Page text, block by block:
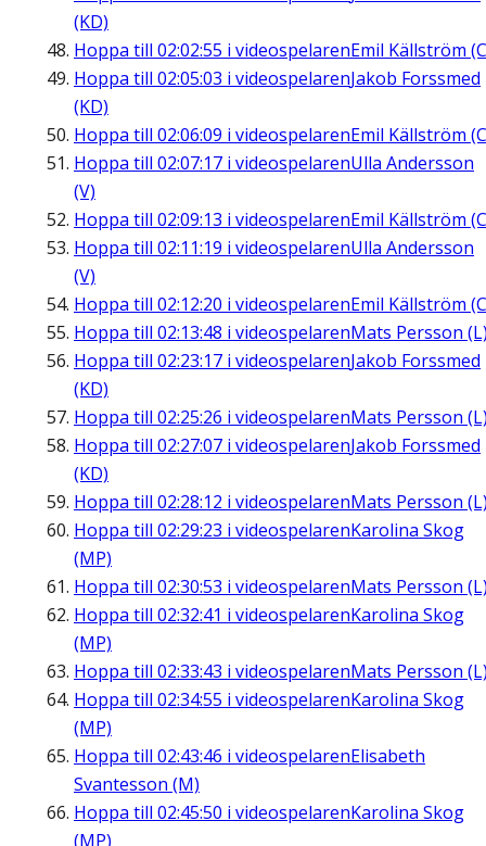
(KD)
Hoppa till 02:02:55 i videospelarenEmil Källström
Hoppa till 02:05:03 i videospelarenJakob Forssmed
(KD)
Hoppa till 02:06:09 i videospelarenEmil Källström
Hoppa till 02:07:17 i videospelarenUlla Andersson
(V)
Hoppa till 02:09:13 i videospelarenEmil Källström
Hoppa till 02:11:19 i videospelarenUlla Andersson
(V)
Hoppa till 02:12:20 i videospelarenEmil Källström
Hoppa till 02:13:48 i videospelarenMats Persson
Hoppa till 02:23:17 i videospelarenJakob Forssmed
(KD)
Hoppa till 02:25:26 i videospelarenMats Persson
Hoppa till 02:27:07 i videospelarenJakob Forssmed
(KD)
Hoppa till 02:28:12 i videospelarenMats Persson
Hoppa till 02:29:23 i videospelarenKarolina Skog
(MP)
Hoppa till 02:30:53 i videospelarenMats Persson
Hoppa till 02:32:41 i videospelarenKarolina Skog
(MP)
Hoppa till 02:33:43 i videospelarenMats Persson
Hoppa till 02:34:55 i videospelarenKarolina Skog
(MP)
Hoppa till 02:43:46 i videospelarenElisabeth
Svantesson (M)
Hoppa till 02:45:50 i videospelarenKarolina Skog
(MP)